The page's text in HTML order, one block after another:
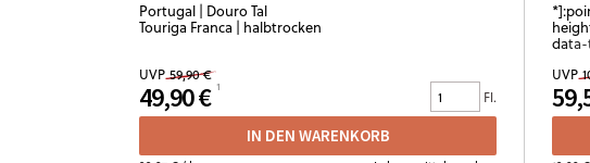
Portugal | Douro Tal
Touriga Franca | halbtrocken
UVP 59,90 €
49,90 € Fl.
IN DEN WARENKORB
data-
556"
Ein
klare
UVP